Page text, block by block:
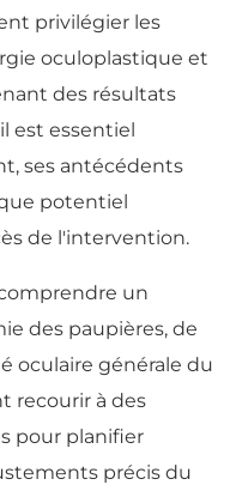
privilégier les
oculoplastique et
des résultats
est essentiel
ses antécédents
potentiel
de l'intervention.
un
des paupières, de
oculaire générale du
recourir à des
pour planifier
précis du